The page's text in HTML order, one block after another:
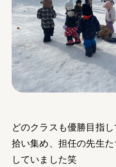
どのクラスも優勝目指
拾い集め、担任の先生
していました笑